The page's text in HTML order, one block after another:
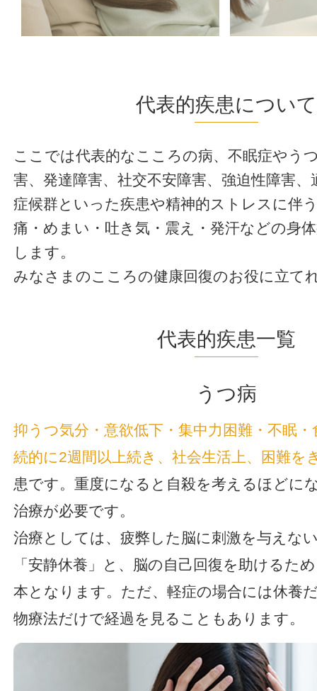
代表的疾患について
ここでは代表的なこころの病、不眠症やう
害、発達障害、社交不安障害、強迫性障害、
症候群といった疾患や精神的ストレスに伴
痛・めまい・吐き気・震え・発汗などの身
します。
みなさまのこころの健康回復のお役に立て
代表的疾患一覧
うつ病
抑うつ気分・意欲低下・集中力困難・不眠
続的に2週間以上続き、社会生活上、困難を
患です。重度になると自殺を考えるほどに
治療が必要です。
治療としては、疲弊した脳に刺激を与えな
「安静休養」と、脳の自己回復を助けるた
本となります。ただ、軽症の場合には休養
物療法だけで経過を見ることもあります。